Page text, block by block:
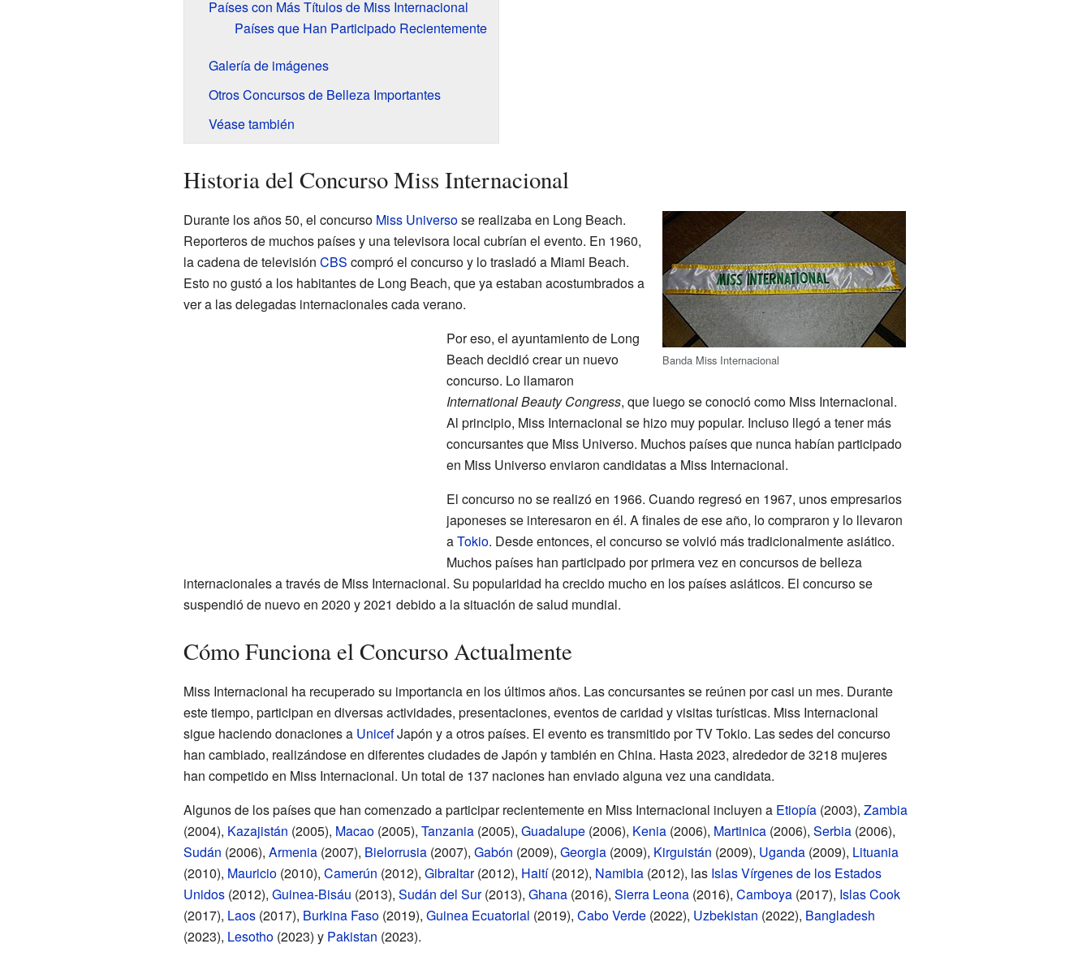
Países con Más Títulos de Miss Internacional
Países que Han Participado Recientemente
Galería de imágenes
Otros Concursos de Belleza Importantes
Véase también
Historia del Concurso Miss Internacional
Banda Miss Internacional
Durante los años 50, el concurso Miss Universose realizaba en Long Beach.
Reporteros de muchos países y una televisora local cubrían el evento. En 1960,
la cadena de televisión CBS compró el concurso y lo trasladó a Miami Beach.
Esto no gustó a los habitantes de Long Beach, que ya estaban acostumbrados a
ver a las delegadas internacionales cada verano.
Por eso, el ayuntamiento de Long
Beach decidió crear un nuevo
concurso. Lo llamaron
International Beauty Congress, que luego se conoció como Miss Internacional.
Al principio, Miss Internacional se hizo muy popular. Incluso llegó a tener más
concursantes que Miss Universo. Muchos países que nunca habían participado
en Miss Universo enviaron candidatas a Miss Internacional.
El concurso no se realizó en 1966. Cuando regresó en 1967, unos empresarios
japoneses se interesaron en él. A finales de ese año, lo compraron y lo llevaron
aTokio. Desde entonces, el concurso se volvió más tradicionalmente asiático.
Muchos países han participado por primera vez en concursos de belleza
internacionales a través de Miss Internacional. Su popularidad ha crecido mucho en los países asiáticos. El concurso se
suspendió de nuevo en 2020 y 2021 debido a la situación de salud mundial.
Cómo Funciona el Concurso Actualmente
Miss Internacional ha recuperado su importancia en los últimos años. Las concursantes se reúnen por casi un mes. Durante
este tiempo, participan en diversas actividades, presentaciones, eventos de caridad y visitas turísticas. Miss Internacional
sigue haciendo donaciones a UnicefJapón y a otros países. El evento es transmitido por TV Tokio. Las sedes del concurso
han cambiado, realizándose en diferentes ciudades de Japón y también en China. Hasta 2023, alrededor de 3218 mujeres
han competido en Miss Internacional. Un total de 137 naciones han enviado alguna vez una candidata.
Algunos de los países que han comenzado a participar recientemente en Miss Internacional incluyen a Etiopía(2003), Zambia
(2004), Kazajistán (2005), Macao(2005), Tanzania(2005), Guadalupe(2006), Kenia(2006), Martinica(2006), Serbia(2006),
Sudán (2006), Armenia(2007), Bielorrusia(2007), Gabón (2009), Georgia(2009), Kirguistán (2009), Uganda(2009), Lituania
(2010), Mauricio(2010), Camerún (2012), Gibraltar(2012), Haití(2012), Namibia(2012), las Islas Vírgenes de los Estados
Unidos(2012), Guinea-Bisáu (2013), Sudán del Sur(2013), Ghana(2016), Sierra Leona(2016), Camboya(2017), Islas Cook
(2017), Laos(2017), Burkina Faso(2019), Guinea Ecuatorial (2019), Cabo Verde(2022), Uzbekistan (2022), Bangladesh
(2023), Lesotho(2023) y Pakistan (2023).